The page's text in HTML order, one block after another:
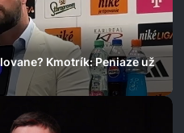
Kmotrík: Peniaze už